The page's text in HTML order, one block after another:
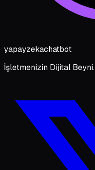
yapayzekachatbot
İşletmenizin Dijital Beyni.